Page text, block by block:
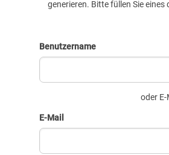
generieren. Bitte füllen Sie eines
Benutzername
oder E-
E-Mail